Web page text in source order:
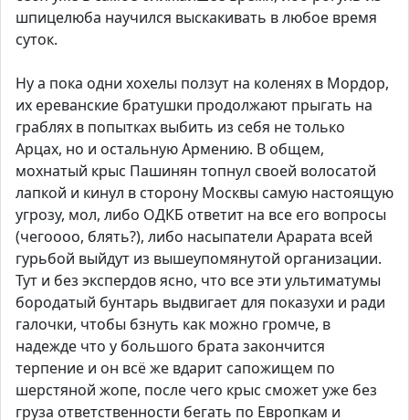
шпицелюба научился выскакивать в любое время
суток.
Ну а пока одни хохелы ползут на коленях в Мордор,
их ереванские братушки продолжают прыгать на
граблях в попытках выбить из себя не только
Арцах, но и остальную Армению. В общем,
мохнатый крыс Пашинян топнул своей волосатой
лапкой и кинул в сторону Москвы самую настоящую
угрозу, мол, либо ОДКБ ответит на все его вопросы
(чегоооо, блять?), либо насыпатели Арарата всей
гурьбой выйдут из вышеупомянутой организации.
Тут и без экспердов ясно, что все эти ультиматумы
бородатый бунтарь выдвигает для показухи и ради
галочки, чтобы бзнуть как можно громче, в
надежде что у большого брата закончится
терпение и он всё же вдарит сапожищем по
шерстяной жопе, после чего крыс сможет уже без
груза ответственности бегать по Европкам и